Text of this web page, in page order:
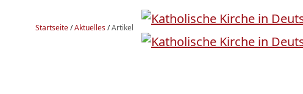
Startseite/Aktuelles/Artikel